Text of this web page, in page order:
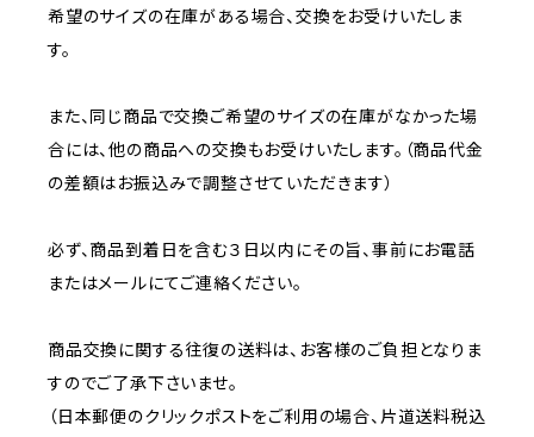
希望のサイズの在庫がある場合、交換をお受けいたしま
す。
また、同じ商品で交換ご希望のサイズの在庫がなかった場
合には、他の商品への交換もお受けいたします。（商品代金
の差額はお振込みで調整させていただきます）
必ず、商品到着日を含む３日以内にその旨、事前にお電話
またはメールにてご連絡ください。
商品交換に関する往復の送料は、お客様のご負担となりま
すのでご了承下さいませ。
（日本郵便のクリックポストをご利用の場合、片道送料税込